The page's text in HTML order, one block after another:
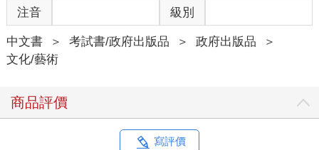
注音 級別
中文書 ＞ 考試書/政府出版品 ＞ 政府出版品
＞
文化/藝術
商品評價
寫評價